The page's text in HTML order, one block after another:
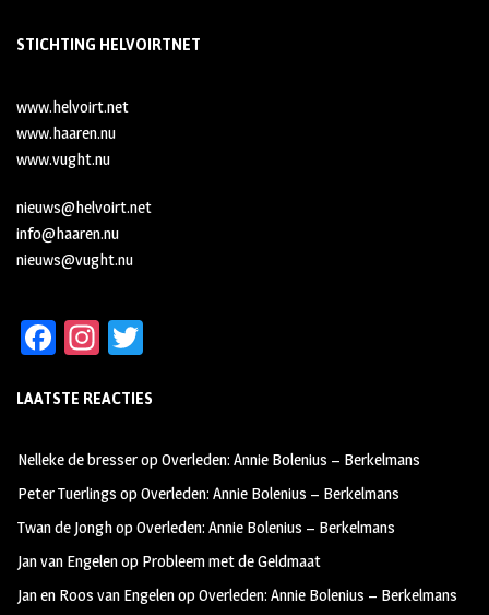
STICHTING HELVOIRTNET
www.helvoirt.net
www.haaren.nu
www.vught.nu
nieuws@helvoirt.net
info@haaren.nu
nieuws@vught.nu
Fa
b
oo
k
In
ag
m
tt
LAATSTE REACTIES
Nelleke de bresseropOverleden: Annie Bolenius – Berkelmans
Peter Tuerlings opOverleden: Annie Bolenius – Berkelmans
Twan de JonghopOverleden: Annie Bolenius – Berkelmans
Jan van Engelenop Probleem met de Geldmaat
Jan en Roos van EngelenopOverleden: Annie Bolenius – Berkelmans